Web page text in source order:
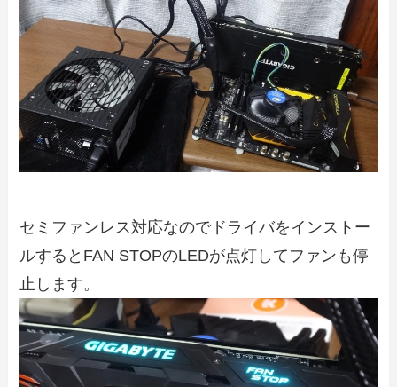
セミファンレス対応なのでドライバをインストー
ルするとFAN STOPのLEDが点灯してファンも停
止します。